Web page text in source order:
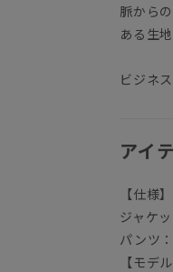
脈から
ある生
ビジネ
アイ
【仕様】
ジャケ
パンツ
【モデ